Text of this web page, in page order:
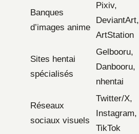
Banques
d’images anime
Pixiv,
DeviantArt,
ArtStation
Sites hentai
spécialisés
Gelbooru,
Danbooru,
nhentai
Réseaux
sociaux visuels
Twitter/X,
Instagram,
TikTok